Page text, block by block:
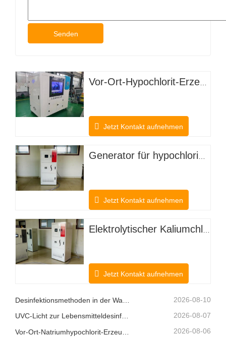
Senden
Jetzt Kontakt aufnehmen
Jetzt Kontakt aufnehmen
Jetzt Kontakt aufnehmen
2026-08-10
UVC-Licht zur Lebensmitteldesinfektion 2026-08-07
2026-08-06